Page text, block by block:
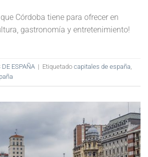
Córdoba tiene para ofrecer en
gastronomía y entretenimiento!
ESPAÑA | Etiquetado capitales de españa,